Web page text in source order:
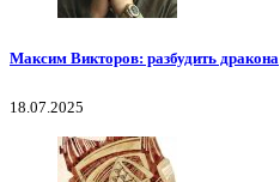
Максим Викторов: разбудить дракона
18.07.2025